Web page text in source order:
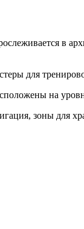
в
для
на
зоны для